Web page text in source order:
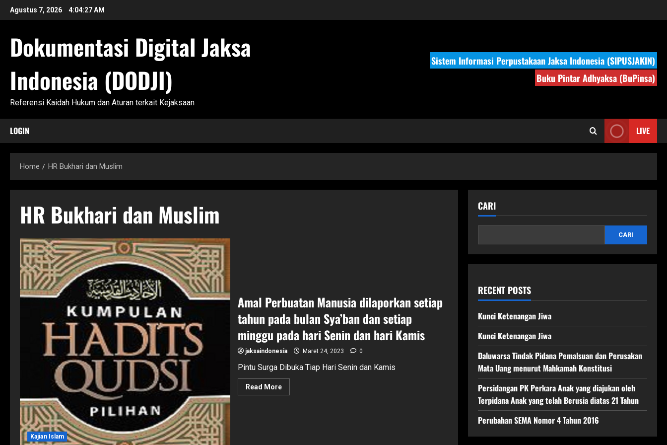
Skip
to
Agustus 7, 2026 4:04:28 AM
Dokumentasi Digital Jaksa
Indonesia (DODJI)
Referensi Kaidah Hukum dan Aturan terkait Kejaksaan
Sistem Informasi Perpustakaan Jaksa Indonesia (SIPUSJAKIN)
Buku Pintar Adhyaksa (BuPinsa)
LOGIN LIVE
Home HR Bukhari dan Muslim
HR Bukhari dan Muslim
Kajian Islam
Amal Perbuatan Manusia dilaporkan setiap
tahun pada bulan Sya’ban dan setiap
minggu pada hari Senin dan hari Kamis
jaksaindonesia Maret 24, 2023 0
Pintu Surga Dibuka Tiap Hari Senin dan Kamis
Read MoreRead
more
CARI
CARI
RECENT POSTS
Kunci Ketenangan Jiwa
Kunci Ketenangan Jiwa
Daluwarsa Tindak Pidana Pemalsuan dan Perusakan
Mata Uang menurut Mahkamah Konstitusi
Persidangan PK Perkara Anak yang diajukan oleh
Terpidana Anak yang telah Berusia diatas 21 Tahun
Perubahan SEMA Nomor 4 Tahun 2016